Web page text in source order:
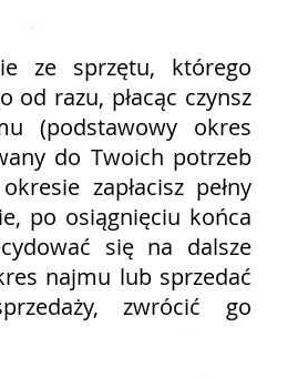
ze sprzętu, którego
od razu, płacąc czynsz
(podstawowy okres
do Twoich potrzeb
zapłacisz pełny
po osiągnięciu końca
się na dalsze
najmu lub sprzedać
zwrócić go